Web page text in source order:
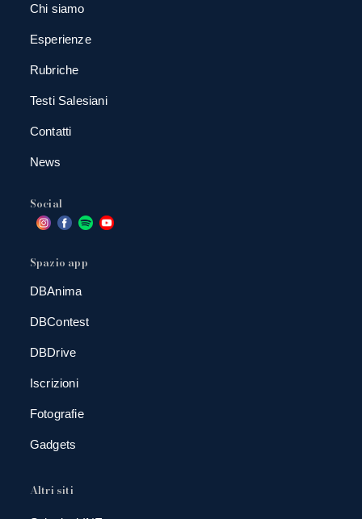
Chi siamo
Esperienze
Rubriche
Testi Salesiani
Contatti
News
Social
Spazio app
DBAnima
DBContest
DBDrive
Iscrizioni
Fotografie
Gadgets
Altri siti